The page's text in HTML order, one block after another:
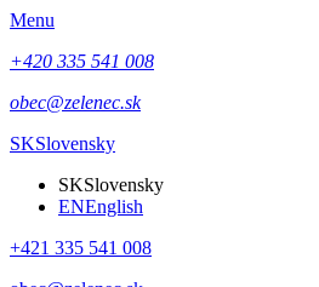
Menu
+420 335 541 008
obec@zelenec.sk
SKSlovensky
SKSlovensky
ENEnglish
+421 335 541 008